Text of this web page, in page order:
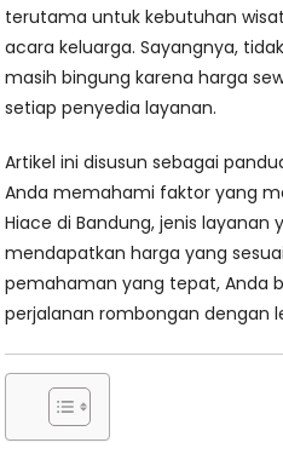
terutama untuk kebutuhan
acara keluarga. Sayangnya,
masih bingung karena harga
setiap penyedia layanan.
Artikel ini disusun sebagai
Anda memahami faktor yang
Hiace di Bandung, jenis
mendapatkan harga yang
pemahaman yang tepat, Anda
perjalanan rombongan dengan